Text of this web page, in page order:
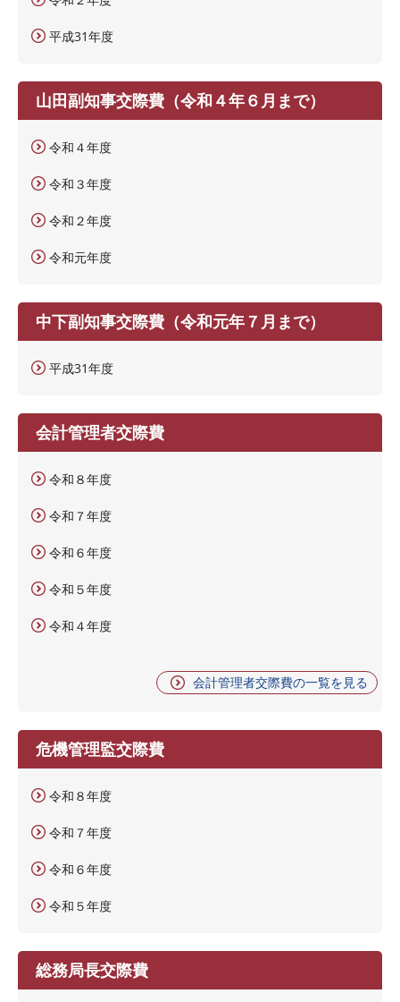
平成31年度
山田副知事交際費（令和４年６月まで）
令和４年度
令和３年度
令和２年度
令和元年度
中下副知事交際費（令和元年７月まで）
平成31年度
会計管理者交際費
令和８年度
令和７年度
令和６年度
令和５年度
令和４年度
会計管理者交際費の一覧を見る
危機管理監交際費
令和８年度
令和７年度
令和６年度
令和５年度
総務局長交際費